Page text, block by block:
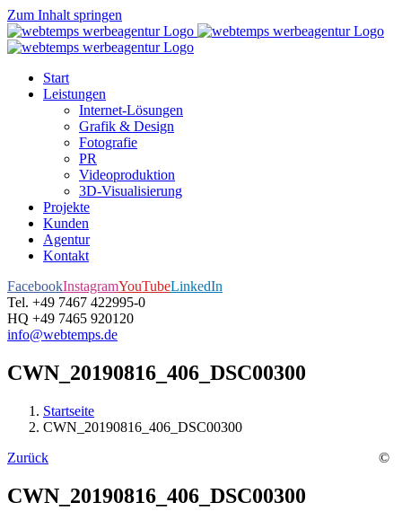
Zum Inhalt springen
Start
Leistungen
Internet-Lösungen
Grafik & Design
Fotografie
PR
Videoproduktion
3D-Visualisierung
Projekte
Kunden
Agentur
Kontakt
FacebookInstagramYouTubeLinkedIn
Tel. +49 7467 422995-0
HQ +49 7465 920120
info@webtemps.de
CWN_20190816_406_DSC00300
Startseite
CWN_20190816_406_DSC00300
Zurück
CWN_20190816_406_DSC00300
©